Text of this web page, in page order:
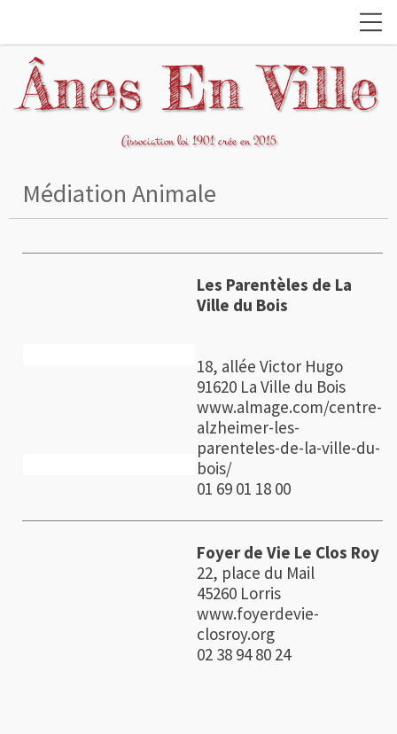
Ânes En Ville
Association loi 1901 crée en 2015
Médiation Animale
Les Parentèles de La
Ville du Bois
18, allée Victor Hugo
91620 La Ville du Bois
www.almage.com/centre-
alzheimer-les-
parenteles-de-la-ville-du-
bois/
01 69 01 18 00
Foyer de Vie Le Clos Roy
22, place du Mail
45260 Lorris
www.foyerdevie-
closroy.org
02 38 94 80 24